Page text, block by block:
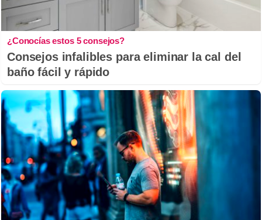
¿Conocías estos 5 consejos?
Consejos infalibles para eliminar la cal del
baño fácil y rápido